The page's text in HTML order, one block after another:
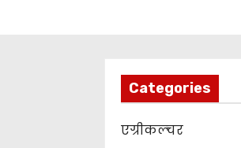
Categories
एग्रीकल्चर